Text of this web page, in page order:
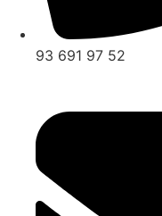
93 691 97 52